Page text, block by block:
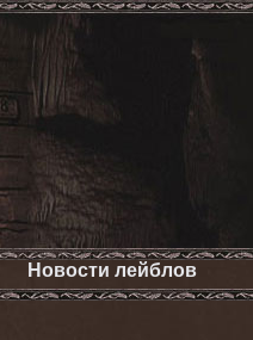
Новости лейблов